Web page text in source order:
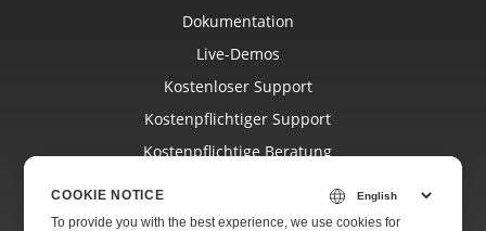
Dokumentation
Live-Demos
Kostenloser Support
Kostenpflichtiger Support
Kostenpflichtige Beratung
Websites
COOKIE NOTICE
To provide you with the best experience, we use cookies for